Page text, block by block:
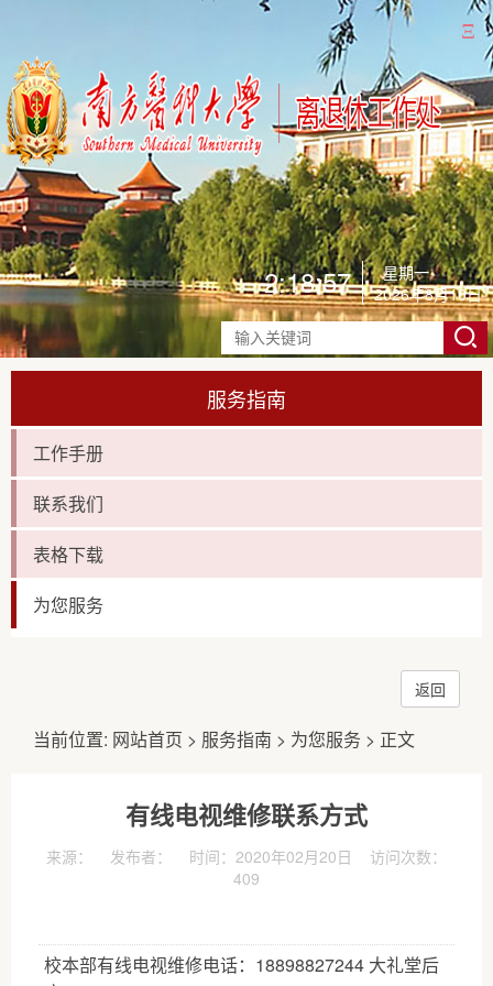
Ξ
2:18:57
星期一
2026年8月10日
服务指南
工作手册
联系我们
表格下载
为您服务
当前位置: 网站首页 > 服务指南 > 为您服务 > 正文
返回
有线电视维修联系方式
来源： 发布者： 时间：2020年02月20日 访问次数：
409
校本部有线电视维修电话：18898827244 大礼堂后